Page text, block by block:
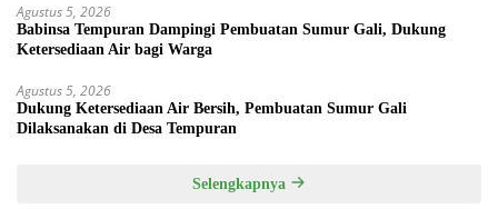
Agustus 5, 2026
Babinsa Tempuran Dampingi Pembuatan Sumur Gali, Dukung
Ketersediaan Air bagi Warga
Agustus 5, 2026
Dukung Ketersediaan Air Bersih, Pembuatan Sumur Gali
Dilaksanakan di Desa Tempuran
Selengkapnya